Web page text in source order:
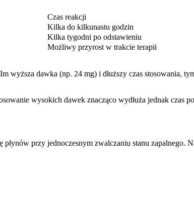
Czas reakcji
Kilka do kilkunastu godzin
Kilka tygodni po odstawieniu
Możliwy przyrost w trakcie terapii
wyższa dawka (np. 24 mg) i dłuższy czas stosowania,
wysokich dawek znacząco wydłuża jednak czas
przy jednoczesnym zwalczaniu stanu zapalnego.